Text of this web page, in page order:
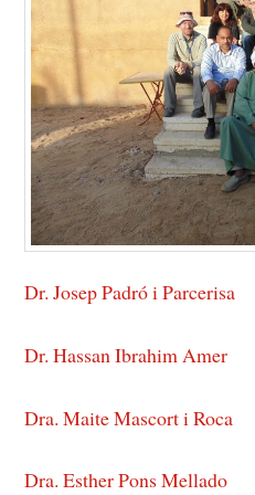
Dr. Josep Padró i Parcerisa
Dr. Hassan Ibrahim Amer
Dra. Maite Mascort i Roca
Dra. Esther Pons Mellado